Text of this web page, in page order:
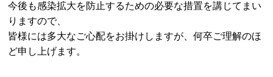
今後も感染拡大を防止するための必要な措置を講じてまい
りますので、
皆様には多大なご心配をお掛けしますが、何卒ご理解のほ
ど申し上げます。